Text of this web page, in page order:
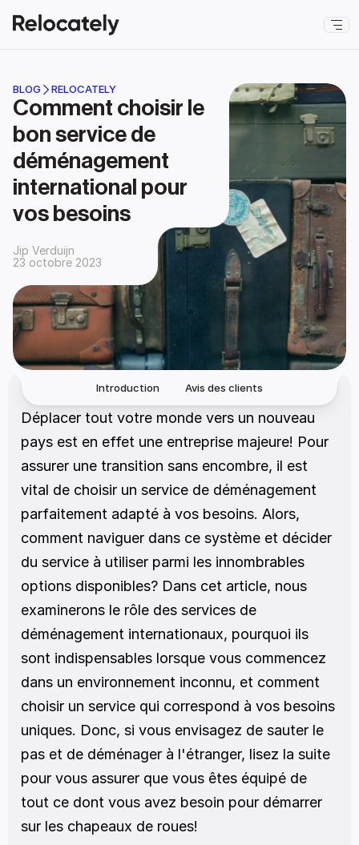
BLOG RELOCATELY
Comment choisir le
bon service de
déménagement
international pour
vos besoins
Jip Verduijn
23 octobre 2023
Introduction Avis des clients
Déplacer tout votre monde vers un nouveau
pays est en effet une entreprise majeure! Pour
assurer une transition sans encombre, il est
vital de choisir un service de déménagement
parfaitement adapté à vos besoins. Alors,
comment naviguer dans ce système et décider
du service à utiliser parmi les innombrables
options disponibles? Dans cet article, nous
examinerons le rôle des services de
déménagement internationaux, pourquoi ils
sont indispensables lorsque vous commencez
dans un environnement inconnu, et comment
choisir un service qui correspond à vos besoins
uniques. Donc, si vous envisagez de sauter le
pas et de déménager à l'étranger, lisez la suite
pour vous assurer que vous êtes équipé de
tout ce dont vous avez besoin pour démarrer
sur les chapeaux de roues!